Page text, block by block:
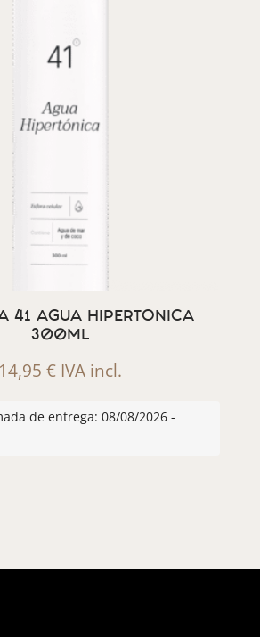
41 AGUA HIPERTONICA
300ML
14,95€ IVA incl.
de entrega: 08/08/2026 -